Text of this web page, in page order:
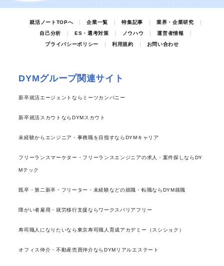
就活ノートTOPへ 企業一覧 特集記事
業界・企業研究
自己分析
ES・選考対策 ノウハウ
運営者情報
プライバシーポリシー
利用規約 お問い合わせ
DYMグループ関連サイト
新卒就活エージェントならミーツカンパニー
新卒就活スカウトならDYMスカウト
未経験からエンジニア・事務職を目指すならDYMキャリア
フリーランスマーケター・フリーランスエンジニアの求人・案件探しならDY
Mテック
既卒・第二新卒・フリーター・未経験などの就職・転職ならDYM就職
障がい者雇用・就労移行支援ならワークスバリアフリー
寿司職人になりたいなら東京寿司職人育成アカデミー（スシショク）
オフィス仲介・不動産売買仲介ならDYMリアルエステート